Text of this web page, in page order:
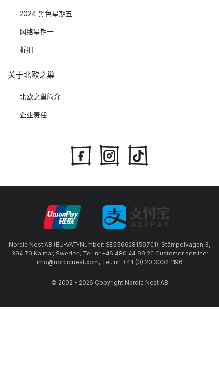
2024 黑色星期五
网络星期一
折扣
关于北欧之巢
北欧之巢简介
企业责任
Nordic Nest AB (EU-VAT-Number: SE556628159701), Stämpelvägen 3,
394 70 Kalmar, Sweden, Tel. nr +46 480 44 99 20 Customer service:
info@nordicnest.com, Tel. nr: +44 (0) 20 3002 1196
© 2002 - 2026 Copyright Nordic Nest AB